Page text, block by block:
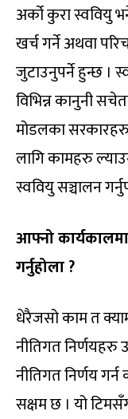
अर्को कुरा स्ववियु
खर्च गर्ने अथवा
जुटाउनुपर्ने हुन्छ ।
विभिन्न कानुनी
मोडलका
लागि कामहरु
स्ववियु सञ्चालन
आफ्नो कार्यकालमा
गर्नुहोला ?
धेरैजसो काम त
नीतिगत
नीतिगत निर्णय गर्न
सक्षम छ । यो